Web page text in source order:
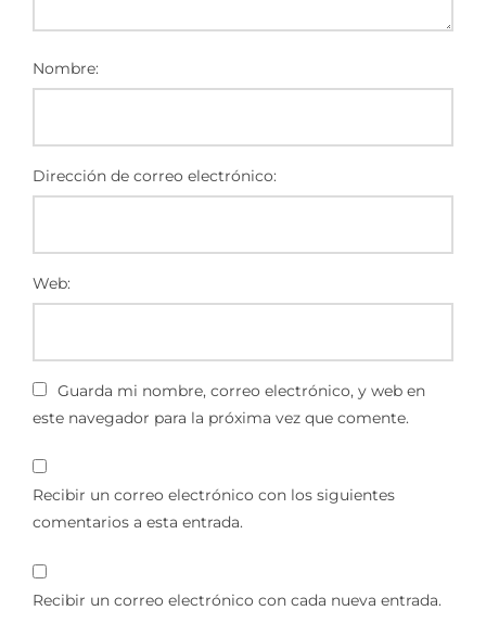
Nombre:
Dirección de correo electrónico:
Web:
Guarda mi nombre, correo electrónico, y web en
este navegador para la próxima vez que comente.
Recibir un correo electrónico con los siguientes
comentarios a esta entrada.
Recibir un correo electrónico con cada nueva entrada.